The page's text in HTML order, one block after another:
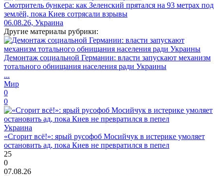
Смотритель бункера: как Зеленский прятался на 93 метрах под
землёй, пока Киев сотрясали взрывы
06.08.26, Украина
Другие материалы рубрики:
Демонтаж социальной Германии: власти запускают механизм
тотального обнищания населения ради Украины
...
Мир
0
0
Украина
«Сгорит всё!»: ярый русофоб Мосийчук в истерике умоляет
остановить ад, пока Киев не превратился в пепел
25
0
07.08.26